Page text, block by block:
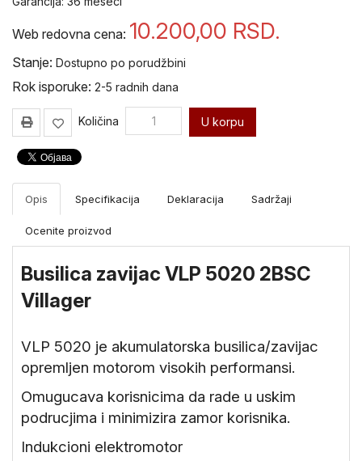
Coil
Ureznice
nareznice
VOLKEL
alat
instrumenti
Gradjevinske
oprema
Web redovna cena: 10.200,00 RSD.
Stanje: Dostupno po porudžbini
Rok isporuke: 2-5 radnih dana
Količina U korpu
Opis Specifikacija Deklaracija Sadržaji
Ocenite proizvod
Busilica zavijac VLP 5020 2BSC
Villager
VLP 5020 je akumulatorska busilica/zavijac
opremljen motorom visokih performansi.
Omugucava korisnicima da rade u uskim
podrucjima i minimizira zamor korisnika.
Indukcioni elektromotor